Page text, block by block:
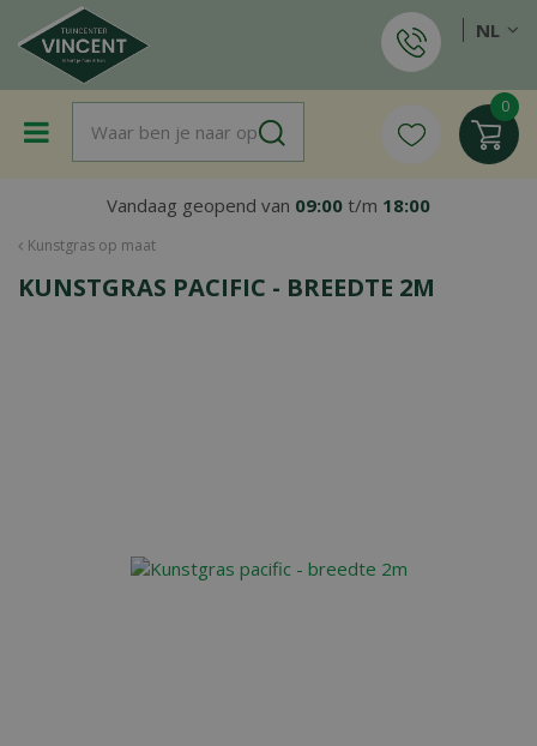
a
Kunstgras op maat
Vandaag geopend van 09:00 t/m 18:00
NL
KUNSTGRAS PACIFIC - BREEDTE 2M